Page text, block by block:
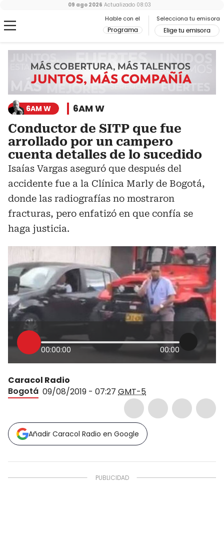
Hable con el
Programa
Selecciona tu emisora
Elige tu emisora
09 ago 2026 Actualizado 08:03
6AM W 6AM W
Conductor de SITP que fue
arrollado por un campero
cuenta detalles de lo sucedido
Isaías Vargas aseguró que después del
accidente fue a la Clínica Marly de Bogotá,
donde las radiografías no mostraron
fracturas, pero enfatizó en que confía se
haga justicia.
00:00:00 00:00
Caracol Radio
Bogotá 09/08/2019 - 07:27 GMT-5
Añadir Caracol Radio en Google